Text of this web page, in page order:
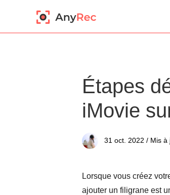
Étapes
iMovie
31 oct. 2022 / Mis à
Lorsque vous créez
ajouter un filigrane est